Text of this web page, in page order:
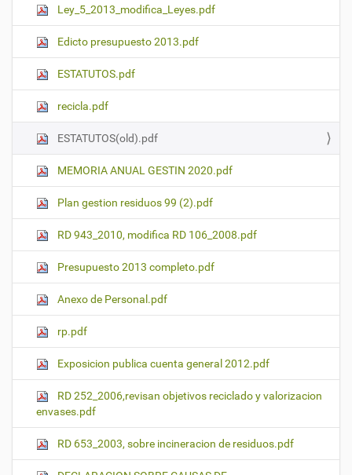
Ley_5_2013_modifica_Leyes.pdf
Edicto presupuesto 2013.pdf
ESTATUTOS.pdf
recicla.pdf
ESTATUTOS(old).pdf
MEMORIA ANUAL GESTIN 2020.pdf
Plan gestion residuos 99 (2).pdf
RD 943_2010, modifica RD 106_2008.pdf
Presupuesto 2013 completo.pdf
Anexo de Personal.pdf
rp.pdf
Exposicion publica cuenta general 2012.pdf
RD 252_2006,revisan objetivos reciclado y valorizacion
envases.pdf
RD 653_2003, sobre incineracion de residuos.pdf